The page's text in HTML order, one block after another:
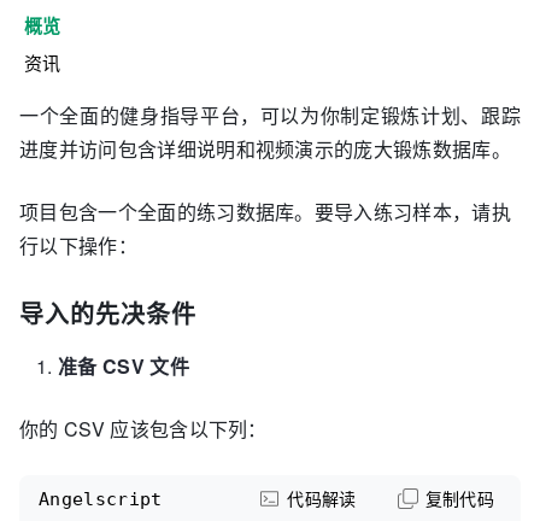
概览
资讯
一个全面的健身指导平台，可以为你制定锻炼计划、跟踪
进度并访问包含详细说明和视频演示的庞大锻炼数据库。
项目包含一个全面的练习数据库。要导入练习样本，请执
行以下操作：
导入的先决条件
准备 CSV 文件
你的 CSV 应该包含以下列：
Angelscript 代码解读 复制代码